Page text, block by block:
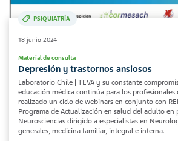
PSIQUIATRÍA
18 junio 2024
Material de consulta
Depresión y trastornos ansiosos
Laboratorio Chile | TEVA y su constante
educación médica continúa para los profesionales
realizado un ciclo de webinars en conjunto con
Programa de Actualización en salud del adulto
Neurosciencias dirigido a especialistas en
generales, medicina familiar, integral e interna.